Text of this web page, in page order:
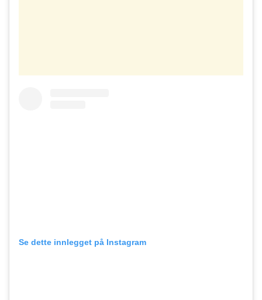
Se dette innlegget på Instagram